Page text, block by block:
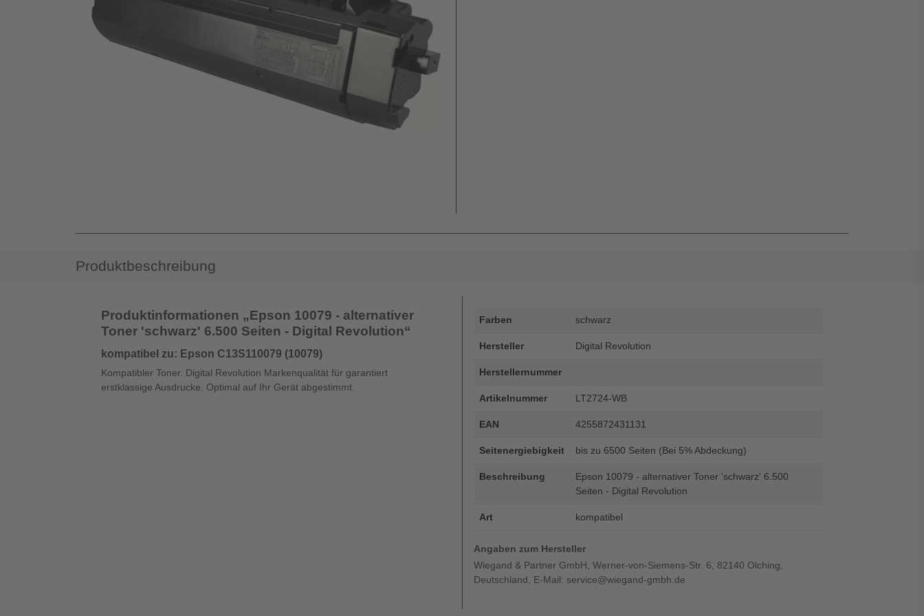
Produktbeschreibung
Produktinformationen „Epson 10079 - alternativer
Toner 'schwarz' 6.500 Seiten - Digital Revolution“
kompatibel zu: Epson C13S110079 (10079)
Kompatibler Toner. Digital Revolution Markenqualität für garantiert
erstklassige Ausdrucke. Optimal auf Ihr Gerät abgestimmt.
Farben schwarz
Hersteller Digital Revolution
Herstellernummer
Artikelnummer LT2724-WB
EAN 4255872431131
Seitenergiebigkeit bis zu 6500 Seiten (Bei 5% Abdeckung)
Beschreibung
Epson 10079 - alternativer Toner 'schwarz' 6.500
Seiten - Digital Revolution
Art kompatibel
Angaben zum Hersteller
Wiegand & Partner GmbH, Werner-von-Siemens-Str. 6, 82140 Olching,
Deutschland, E-Mail: service@wiegand-gmbh.de